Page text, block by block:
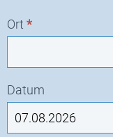
Ort *
Datum